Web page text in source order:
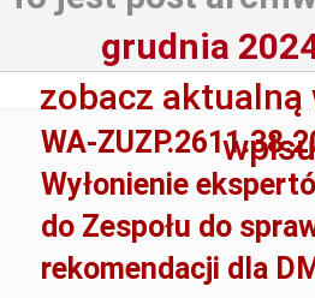
grudnia
zobacz aktualną
wpisu
WA-
Wyłonienie
do Zespołu do
rekomendacji dla